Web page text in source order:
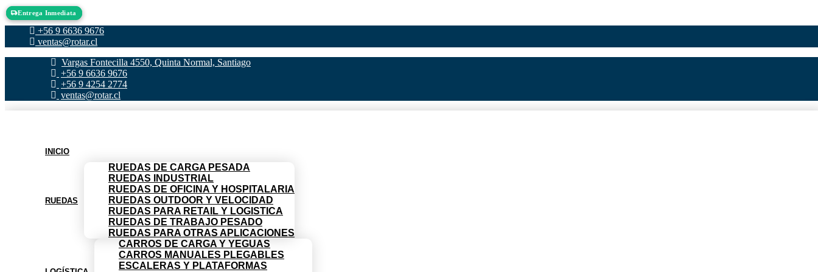
Ir al contenido
+56 9 6636 9676
ventas@rotar.cl
Vargas Fontecilla 4550, Quinta Normal, Santiago
+56 9 6636 9676
+56 9 4254 2774
ventas@rotar.cl
INICIO
RUEDAS
RUEDAS DE CARGA PESADA
RUEDAS INDUSTRIAL
RUEDAS DE OFICINA Y HOSPITALARIA
RUEDAS OUTDOOR Y VELOCIDAD
RUEDAS PARA RETAIL Y LOGISTICA
RUEDAS DE TRABAJO PESADO
RUEDAS PARA OTRAS APLICACIONES
CARROS DE CARGA Y YEGUAS
CARROS MANUALES PLEGABLES
ESCALERAS Y PLATAFORMAS
Entrega Inmediata
Entrega Inmediata